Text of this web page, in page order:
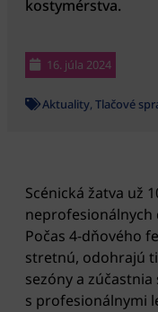
kostymérstva.
16. júla 2024
Aktuality, Tlačové
Scénická žatva už
neprofesionálnych
Počas 4-dňového
stretnú, odohrajú
sezóny a
s profesionálnymi